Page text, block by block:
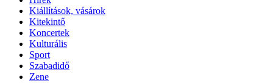
Kiállítások, vásárok
Kitekintő
Koncertek
Kulturális
Sport
Szabadidő
Zene